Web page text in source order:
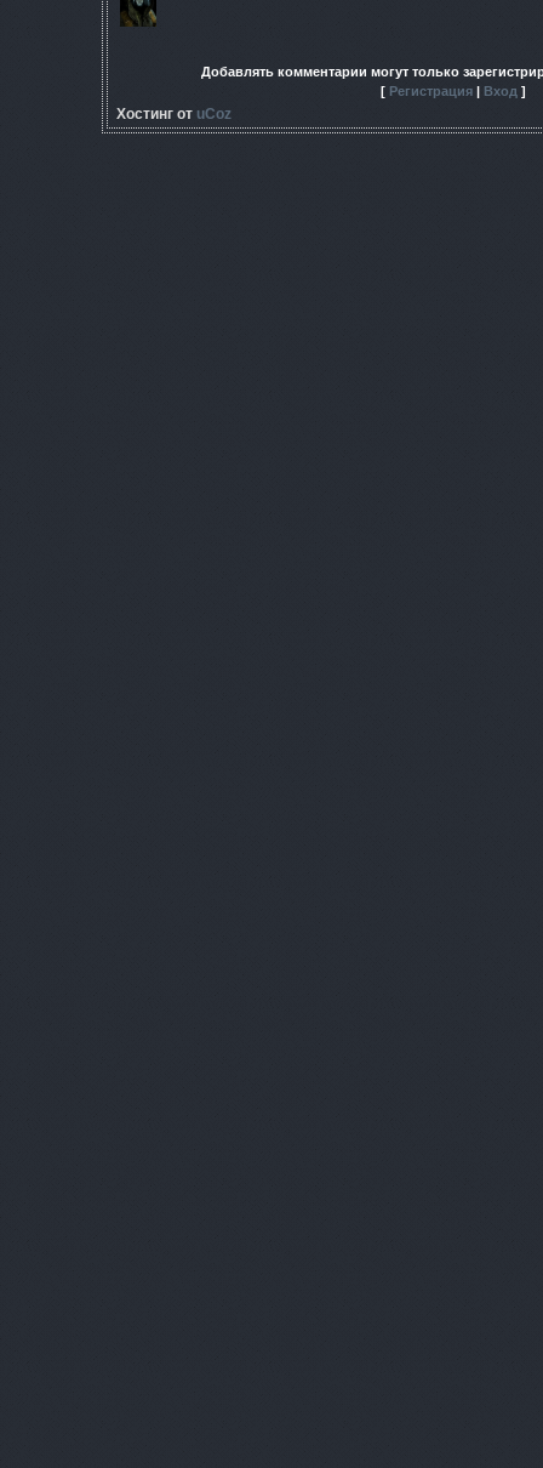
Добавлять комментарии могут только
[ Регистрация Вход ]
Хостинг от uCoz